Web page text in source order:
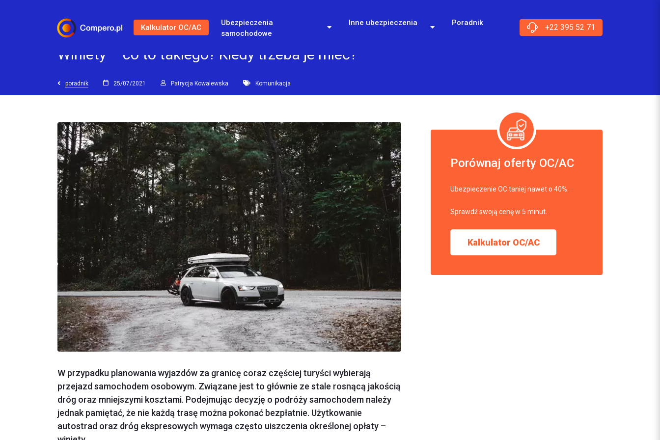
Kalkulator OC/AC
Ubezpieczenia
samochodowe
Inne ubezpieczenia Poradnik +22 395 52 71
Winiety – co to takiego? Kiedy trzeba je mieć?
poradnik 25/07/2021 Patrycja Kowalewska Komunikacja
W przypadku planowania wyjazdów za granicę coraz częściej turyści wybierają
przejazd samochodem osobowym. Związane jest to głównie ze stale rosnącą jakością
dróg oraz mniejszymi kosztami. Podejmując decyzję o podróży samochodem należy
jednak pamiętać, że nie każdą trasę można pokonać bezpłatnie. Użytkowanie
autostrad oraz dróg ekspresowych wymaga często uiszczenia określonej opłaty –
Porównaj oferty OC/AC
Ubezpieczenie OC taniej nawet o 40%.
Sprawdź swoją cenę w 5 minut.
Kalkulator OC/AC